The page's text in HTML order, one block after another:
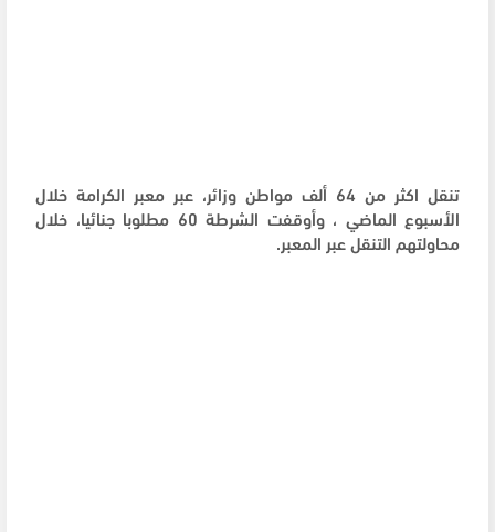
تنقل اكثر من 64 ألف مواطن وزائر، عبر معبر الكرامة خلال
الأسبوع الماضي ، وأوقفت الشرطة 60 مطلوبا جنائيا، خلال
محاولتهم التنقل عبر المعبر.